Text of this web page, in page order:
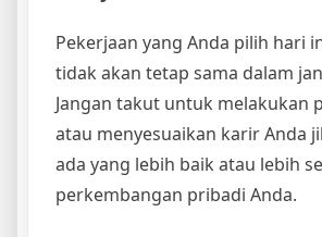
Pekerjaan yang Anda pilih hari
tidak akan tetap sama dalam
Jangan takut untuk melakukan
atau menyesuaikan karir Anda
ada yang lebih baik atau lebih
perkembangan pribadi Anda.